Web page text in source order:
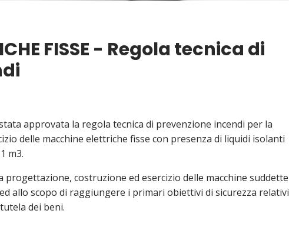
FISSE - Regola tecnica di
approvata la regola tecnica di prevenzione incendi per la
delle macchine elettriche fisse con presenza di liquidi isolanti
m3.
progettazione, costruzione ed esercizio delle macchine suddette
allo scopo di raggiungere i primari obiettivi di sicurezza relativi
dei beni.